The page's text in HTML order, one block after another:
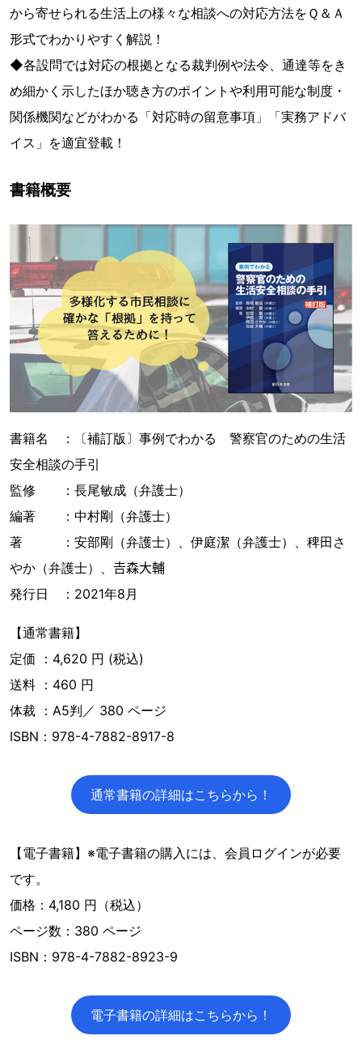
から寄せられる生活上の様々な相談への対応方法をＱ＆Ａ
形式でわかりやすく解説！
◆各設問では対応の根拠となる裁判例や法令、通達等をき
め細かく示したほか聴き方のポイントや利用可能な制度・
関係機関などがわかる「対応時の留意事項」「実務アドバ
イス」を適宜登載！
書籍概要
書籍名 ：〔補訂版〕事例でわかる 警察官のための生活
安全相談の手引
監修 ：長尾敏成（弁護士）
編著 ：中村剛（弁護士）
著 ：安部剛（弁護士）、伊庭潔（弁護士）、稗田さ
やか（弁護士）、𠮷森大輔
発行日 ：2021年8月
【通常書籍】
定価 ：4,620 円 (税込)
送料 ：460 円
体裁 ：A5判／ 380 ページ
ISBN：978-4-7882-8917-8
通常書籍の詳細はこちらから！
【電子書籍】※電子書籍の購入には、会員ログインが必要
です。
価格：4,180 円（税込）
ページ数：380 ページ
ISBN：978-4-7882-8923-9
電子書籍の詳細はこちらから！